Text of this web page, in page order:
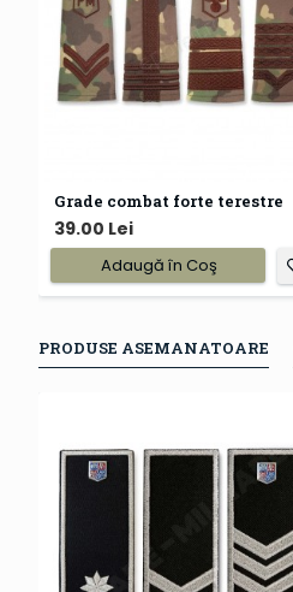
Grade combat forte terestre
39.00 Lei
Adaugă în Coş
PRODUSE ASEMANATOARE